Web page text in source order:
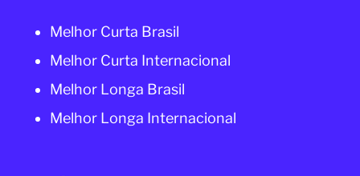
Melhor Curta Brasil
Melhor Curta Internacional
Melhor Longa Brasil
Melhor Longa Internacional